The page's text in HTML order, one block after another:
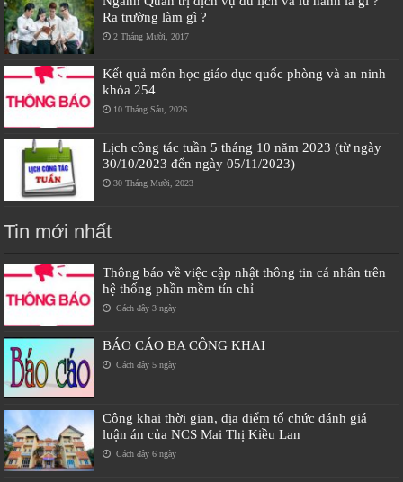
Ra trường làm gì ?
2 Tháng Mười, 2017
Kết quả môn học giáo dục quốc phòng và an ninh
khóa 254
10 Tháng Sáu, 2026
Lịch công tác tuần 5 tháng 10 năm 2023 (từ ngày
30/10/2023 đến ngày 05/11/2023)
30 Tháng Mười, 2023
Tin mới nhất
Thông báo về việc cập nhật thông tin cá nhân trên
hệ thống phần mềm tín chỉ
Cách đây 3 ngày
BÁO CÁO BA CÔNG KHAI
Cách đây 5 ngày
Công khai thời gian, địa điểm tổ chức đánh giá
luận án của NCS Mai Thị Kiều Lan
Cách đây 6 ngày